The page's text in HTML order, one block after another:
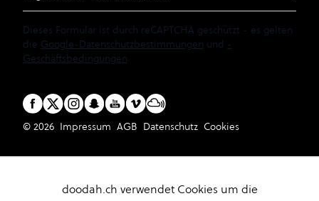
Dieses Formular ist durch reCAPTCHA geschützt - es gelten
die Google-Datenschutzbestimmungen und -
Geschäftsbedingungen.
© 2026 Impressum AGB Datenschutz Cookies
doodah.ch verwendet Cookies um die